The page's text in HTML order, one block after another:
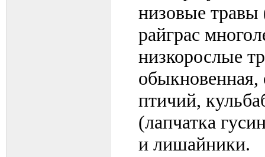
низовые травы
райграс
низкорослые
обыкновенная,
птичий,
(лапчатка
и лишайники.